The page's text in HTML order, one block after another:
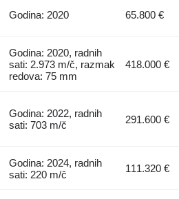
Godina: 2020 65.800 €
Godina: 2020, radnih
sati: 2.973 m/č, razmak
redova: 75 mm
418.000 €
Godina: 2022, radnih
sati: 703 m/č
291.600 €
Godina: 2024, radnih
sati: 220 m/č
111.320 €